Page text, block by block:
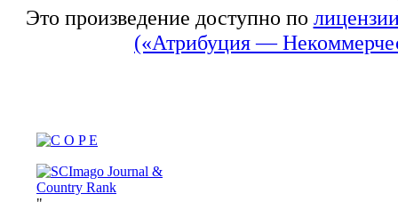
Это произведение доступно по
(«Атрибуция —
"